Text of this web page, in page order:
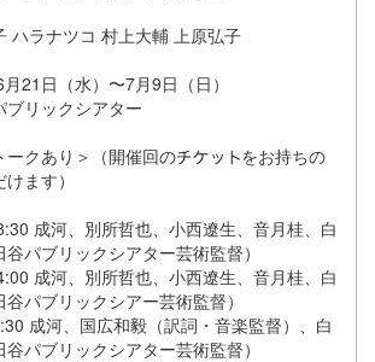
ハラナツコ 村上大輔 上原弘子
21日（水）〜7月9日（日）
ブリックシアター
ークあり＞（開催回の
をお持ちの
ます）
成河、別所哲也、小西遼生、音月桂、白
パブリックシアター芸術監督）
成河、別所哲也、小西遼生、音月桂、白
パブリックシアー芸術監督）
成河、国広和毅（訳詞・音楽監督）、白
パブリックシアター芸術監督）